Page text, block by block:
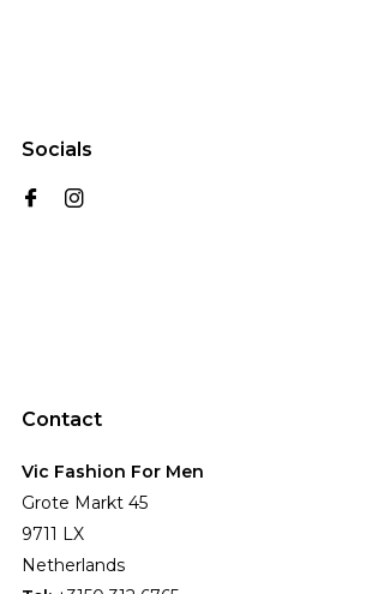
Socials
Contact
Vic Fashion For Men
Grote Markt 45
9711 LX
Netherlands